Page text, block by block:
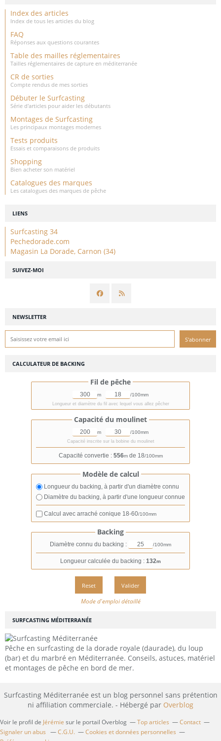
NEWSLETTER
SUIVEZ-MOI
SURFCASTING MÉDITERRANÉE
Pêche en surfcasting de la dorade royale (daurade), du loup
(bar) et du marbré en Méditerranée. Conseils, astuces, matériel
et montages de pêche en bord de mer.
Index des articles
Index de tous les articles du blog
FAQ
Réponses aux questions courantes
Table des mailles réglementaires
Tailles réglementaires de capture en méditerranée
CR de sorties
Compte rendus de mes sorties
Débuter le Surfcasting
Série d'articles pour aider les débutants
Montages de Surfcasting
Les principaux montages modernes
Tests produits
Essais et comparaisons de produits
Shopping
Bien acheter son matériel
Catalogues des marques
Les catalogues des marques de pêche
LIENS
Surfcasting 34
Pechedorade.com
Magasin La Dorade, Carnon (34)
CALCULATEUR DE BACKING
Fil de pêche
m /100mm
Longueur et diamètre du fil avec lequel vous allez pêcher
Capacité du moulinet
m /100mm
Capacité inscrite sur la bobine du moulinet
Capacité convertie : 556mde 18/100mm
Modèle de calcul
Longueur du backing, à partir d'un diamètre connu
Diamètre du backing, à partir d'une longueur connue
Calcul avec arraché conique 18-60/100mm
Backing
Diamètre connu du backing : /100mm
Longueur calculée du backing : 132m
Mode d'emploi détaillé
Surfcasting Méditerranée est un blog personnel sans prétention
ni affiliation commerciale. - Hébergé par Overblog
Voir le profil de Jérémie sur le portail Overblog Top articles
Contact
Signaler un abus
C.G.U.
Cookies et données personnelles